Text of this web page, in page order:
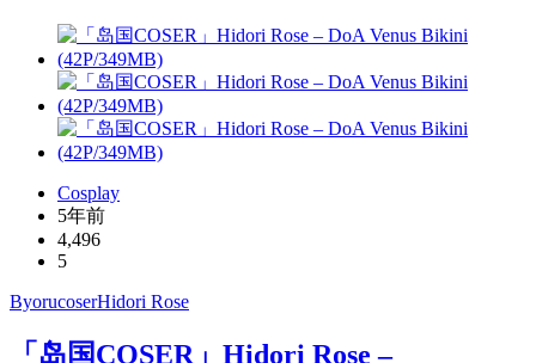
Cosplay
5年前
4,496
5
ByorucoserHidori Rose
「岛国COSER」Hidori Rose –